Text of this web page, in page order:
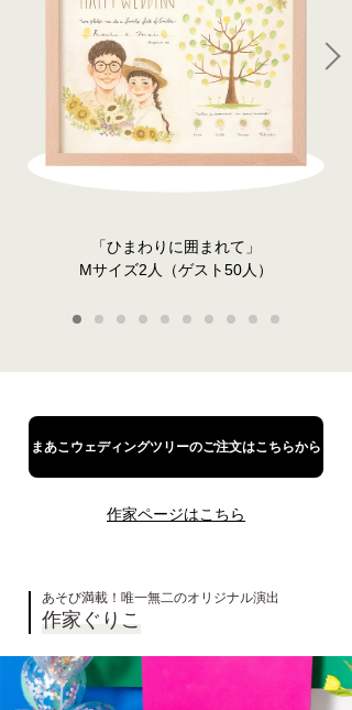
「ひまわりに囲まれて」
Mサイズ2人（ゲスト50人）
まあこウェディングツリーのご注文はこちらから
作家ページはこちら
あそび満載！唯一無二のオリジナル演出
作家ぐりこ